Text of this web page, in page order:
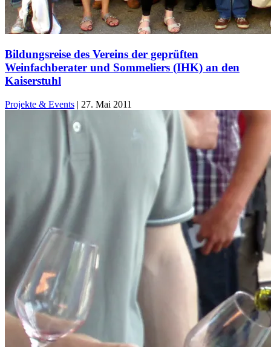
Bildungsreise des Vereins der geprüften
Weinfachberater und Sommeliers (IHK) an den
Kaiserstuhl
Projekte & Events | 27. Mai 2011